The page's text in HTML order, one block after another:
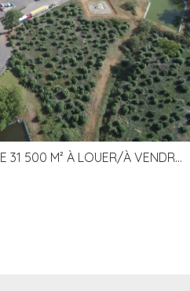
BÂTIMENTS LOGISTIQUES DE 31 500 M² À LOUER/À VENDRE SUR UN SITE DE 17 HA (79)